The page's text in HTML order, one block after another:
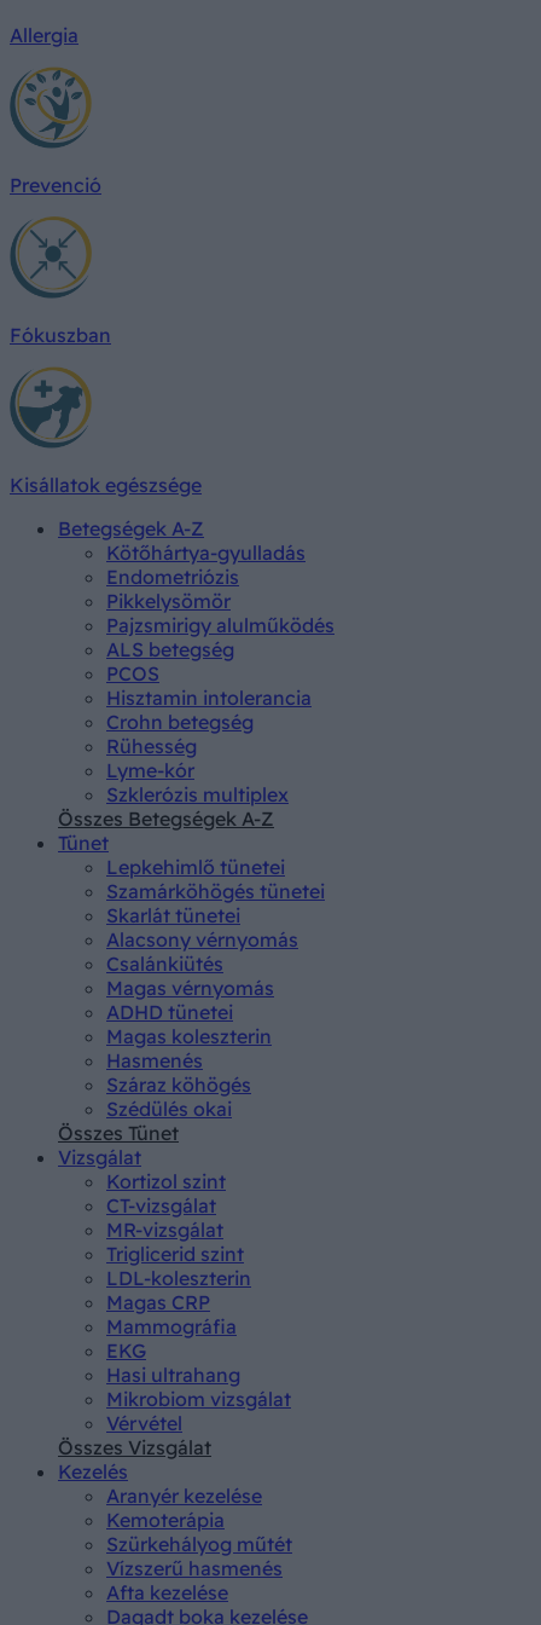
Allergia
Prevenció
Fókuszban
Kisállatok egészsége
Betegségek A-Z
Kötőhártya-gyulladás
Endometriózis
Pikkelysömör
Pajzsmirigy alulműködés
ALS betegség
PCOS
Hisztamin intolerancia
Crohn betegség
Rühesség
Lyme-kór
Szklerózis multiplex
Összes Betegségek A-Z
Tünet
Lepkehimlő tünetei
Szamárköhögés tünetei
Skarlát tünetei
Alacsony vérnyomás
Csalánkiütés
Magas vérnyomás
ADHD tünetei
Magas koleszterin
Hasmenés
Száraz köhögés
Szédülés okai
Összes Tünet
Vizsgálat
Kortizol szint
CT-vizsgálat
MR-vizsgálat
Triglicerid szint
LDL-koleszterin
Magas CRP
Mammográfia
EKG
Hasi ultrahang
Mikrobiom vizsgálat
Vérvétel
Összes Vizsgálat
Kezelés
Aranyér kezelése
Kemoterápia
Szürkehályog műtét
Vízszerű hasmenés
Afta kezelése
Dagadt boka kezelése